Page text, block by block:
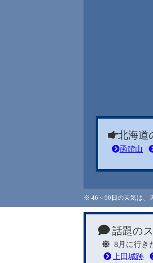
北海道
函館山
※ 46～90日の天気は、
話題の
8月に行き
上田城跡